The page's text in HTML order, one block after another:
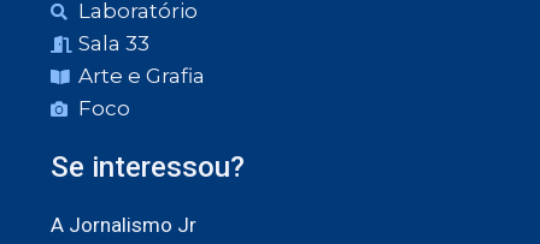
Laboratório
Sala 33
Arte e Grafia
Foco
Se interessou?
A Jornalismo Jr